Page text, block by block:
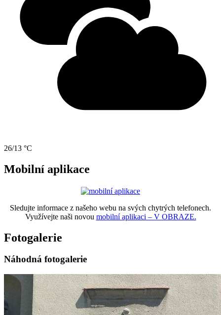
26/13 °C
Mobilní aplikace
Sledujte informace z našeho webu na svých chytrých telefonech.
Využívejte naši novou mobilní aplikaci – V OBRAZE.
Fotogalerie
Náhodná fotogalerie